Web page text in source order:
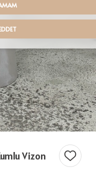
ürünleri
Vizon